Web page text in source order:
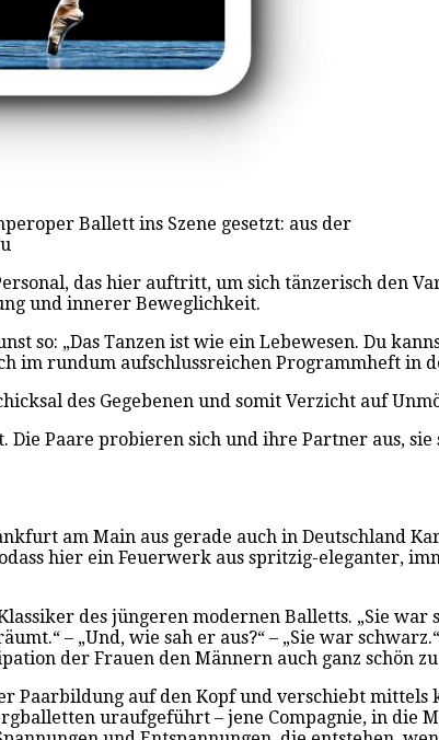
Ballett ins Szene gesetzt: aus der
das hier auftritt, um sich tänzerisch den
und innerer Beweglichkeit.
so: „Das Tanzen ist wie ein Lebewesen. Du
im rundum aufschlussreichen Programmheft in
des Gegebenen und somit Verzicht auf
Paare probieren sich und ihre Partner aus,
am Main aus gerade auch in Deutschland
hier ein Feuerwerk aus spritzig-eleganter,
des jüngeren modernen Balletts. „Sie
– „Und, wie sah er aus?“ – „Sie war
der Frauen den Männern auch ganz schön
Paarbildung auf den Kopf und verschiebt
uraufgeführt – jene Compagnie, in die